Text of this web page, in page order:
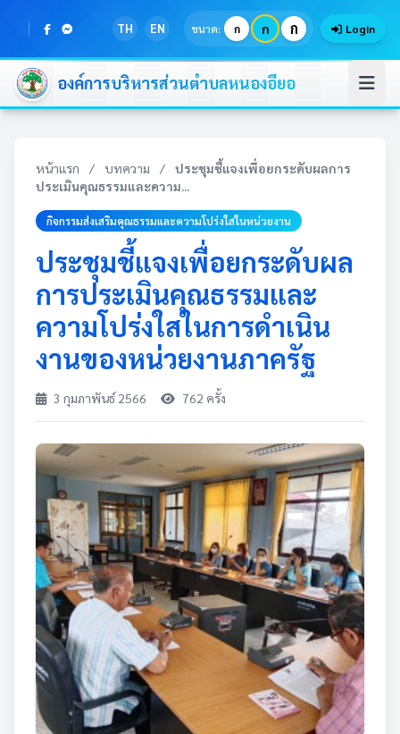
TH EN ขนาด: ก ก ก Login
องค์การบริหารส่วนตำบลหนองอียอ
หน้าแรก / บทความ /
ประชุมชี้แจงเพื่อยกระดับผลการ
ประเมินคุณธรรมและความ...
กิจกรรมส่งเสริมคุณธรรมและความโปร่งใสในหน่วยงาน
ประชุมชี้แจงเพื่อยกระดับผล
การประเมินคุณธรรมและ
ความโปร่งใสในการดำเนิน
งานของหน่วยงานภาครัฐ
3 กุมภาพันธ์ 2566 762 ครั้ง